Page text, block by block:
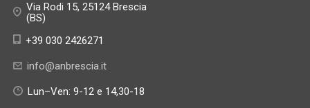
Via Rodi 15, 25124 Brescia
(BS)
+39 030 2426271
info@anbrescia.it
Lun–Ven: 9-12 e 14,30-18